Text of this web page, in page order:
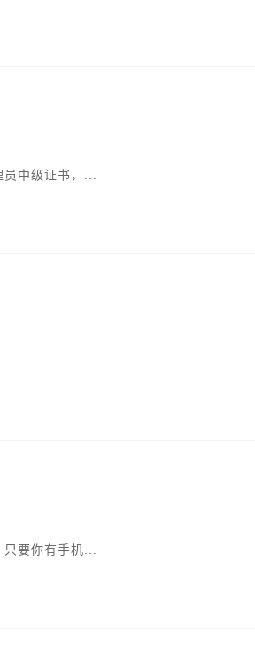
中级证书，...
要你有手机...